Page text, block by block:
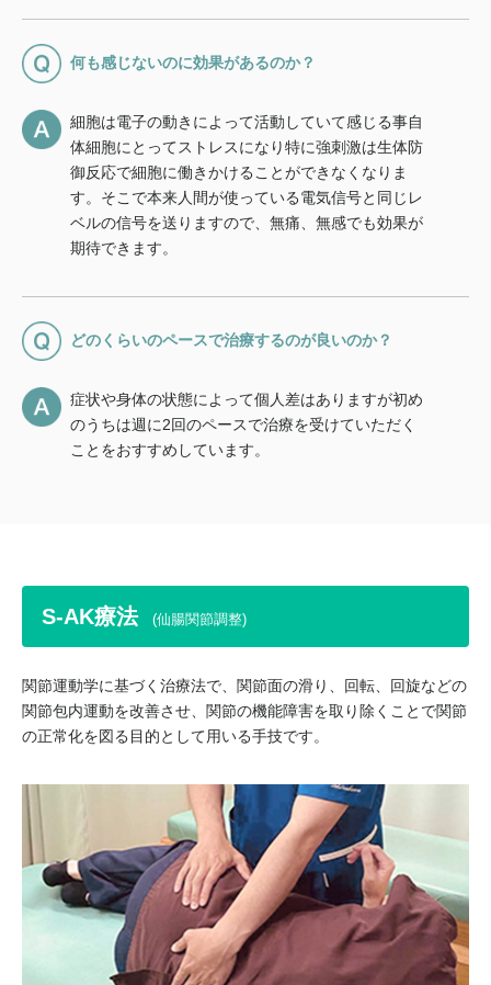
何も感じないのに効果があるのか？
細胞は電子の動きによって活動していて感じる事自
体細胞にとってストレスになり特に強刺激は生体防
御反応で細胞に働きかけることができなくなりま
す。そこで本来人間が使っている電気信号と同じレ
ベルの信号を送りますので、無痛、無感でも効果が
期待できます。
どのくらいのペースで治療するのが良いのか？
症状や身体の状態によって個人差はありますが初め
のうちは週に2回のペースで治療を受けていただく
ことをおすすめしています。
S-AK療法(仙腸関節調整)
関節運動学に基づく治療法で、関節面の滑り、回転、回旋などの
関節包内運動を改善させ、関節の機能障害を取り除くことで関節
の正常化を図る目的として用いる手技です。